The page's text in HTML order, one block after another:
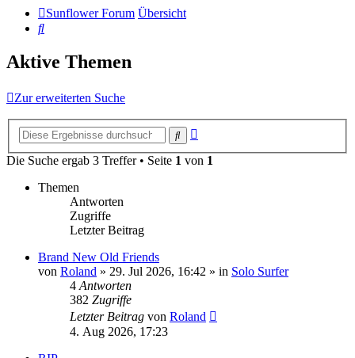
Sunflower Forum Übersicht
Suche
Aktive Themen
Zur erweiterten Suche
Suche
Die Suche ergab 3 Treffer • Seite 1 von 1
Themen
Antworten
Zugriffe
Letzter Beitrag
Brand New Old Friends
von Roland » 29. Jul 2026, 16:42 » in Solo Surfer
4 Antworten
382 Zugriffe
Letzter Beitrag von Roland
4. Aug 2026, 17:23